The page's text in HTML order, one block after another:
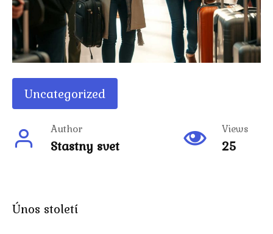
Uncategorized
Author
Stastny svet
Views
25
Únos století